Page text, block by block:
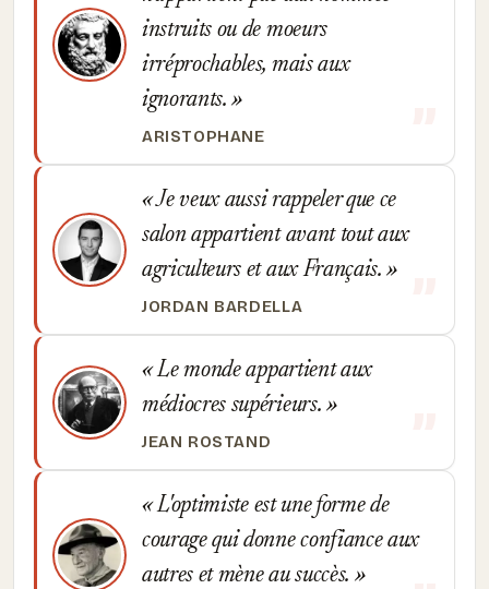
instruits ou de moeurs
irréprochables, mais aux
ignorants.
ARISTOPHANE
Je veux aussi rappeler que ce
salon appartient avant tout aux
agriculteurs et aux Français.
JORDAN BARDELLA
Le monde appartient aux
médiocres supérieurs.
JEAN ROSTAND
L'optimiste est une forme de
courage qui donne confiance aux
autres et mène au succès.